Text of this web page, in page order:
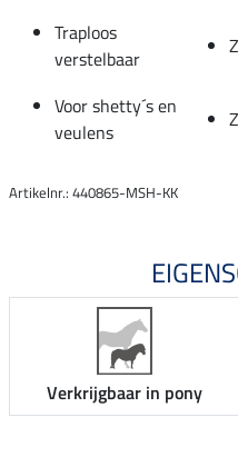
Traploos
verstelbaar
Voor shetty´s en
veulens
Artikelnr.: 440865-MSH-KK
Verkrijgbaar in pony